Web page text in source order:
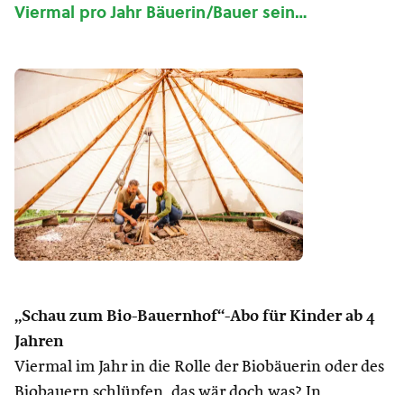
Viermal pro Jahr Bäuerin/Bauer sein…
„Schau zum Bio-Bauernhof“-Abo für Kinder ab 4
Jahren
Viermal im Jahr in die Rolle der Biobäuerin oder des